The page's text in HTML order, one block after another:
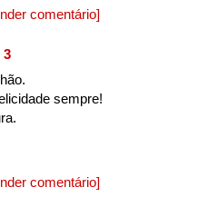
comentário]
3
sempre!
comentário]